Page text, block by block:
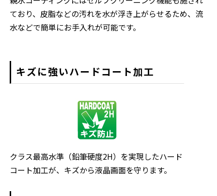
ており、皮脂などの汚れを水が浮き上がらせるため、流
水などで簡単にお手入れが可能です。
キズに強いハードコート加工
クラス最高水準（鉛筆硬度2H）を実現したハード
コート加工が、キズから液晶画面を守ります。